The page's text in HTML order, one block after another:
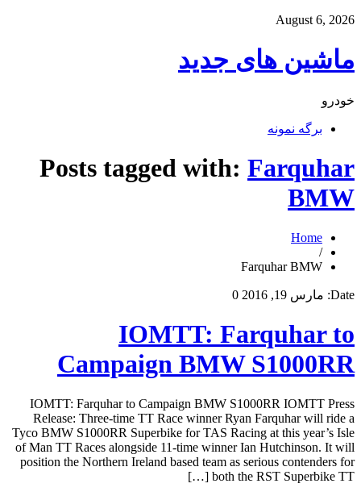
August 6, 2026
ماشین های جدید
خودرو
برگه نمونه
Posts tagged with: Farquhar
BMW
Home
/
Farquhar BMW
Date: مارس 19, 2016 0
IOMTT: Farquhar to
Campaign BMW S1000RR
IOMTT: Farquhar to Campaign BMW S1000RR IOMTT Press
Release: Three-time TT Race winner Ryan Farquhar will ride a
Tyco BMW S1000RR Superbike for TAS Racing at this year’s Isle
of Man TT Races alongside 11-time winner Ian Hutchinson. It will
position the Northern Ireland based team as serious contenders for
both the RST Superbike TT […]